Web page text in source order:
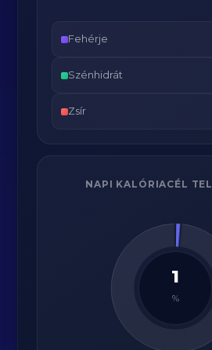
Fehérje
Szénhidrát
Zsír
NAPI KALÓRIACÉL
1
%